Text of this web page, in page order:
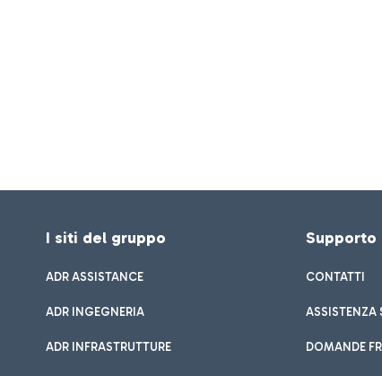
I siti del gruppo
ADR ASSISTANCE
ADR INGEGNERIA
ADR INFRASTRUTTURE
Supporto
CONTATTI
ASSISTENZA
DOMANDE